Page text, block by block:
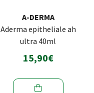
A-DERMA
Aderma epitheliale ah
ultra 40ml
15,90€